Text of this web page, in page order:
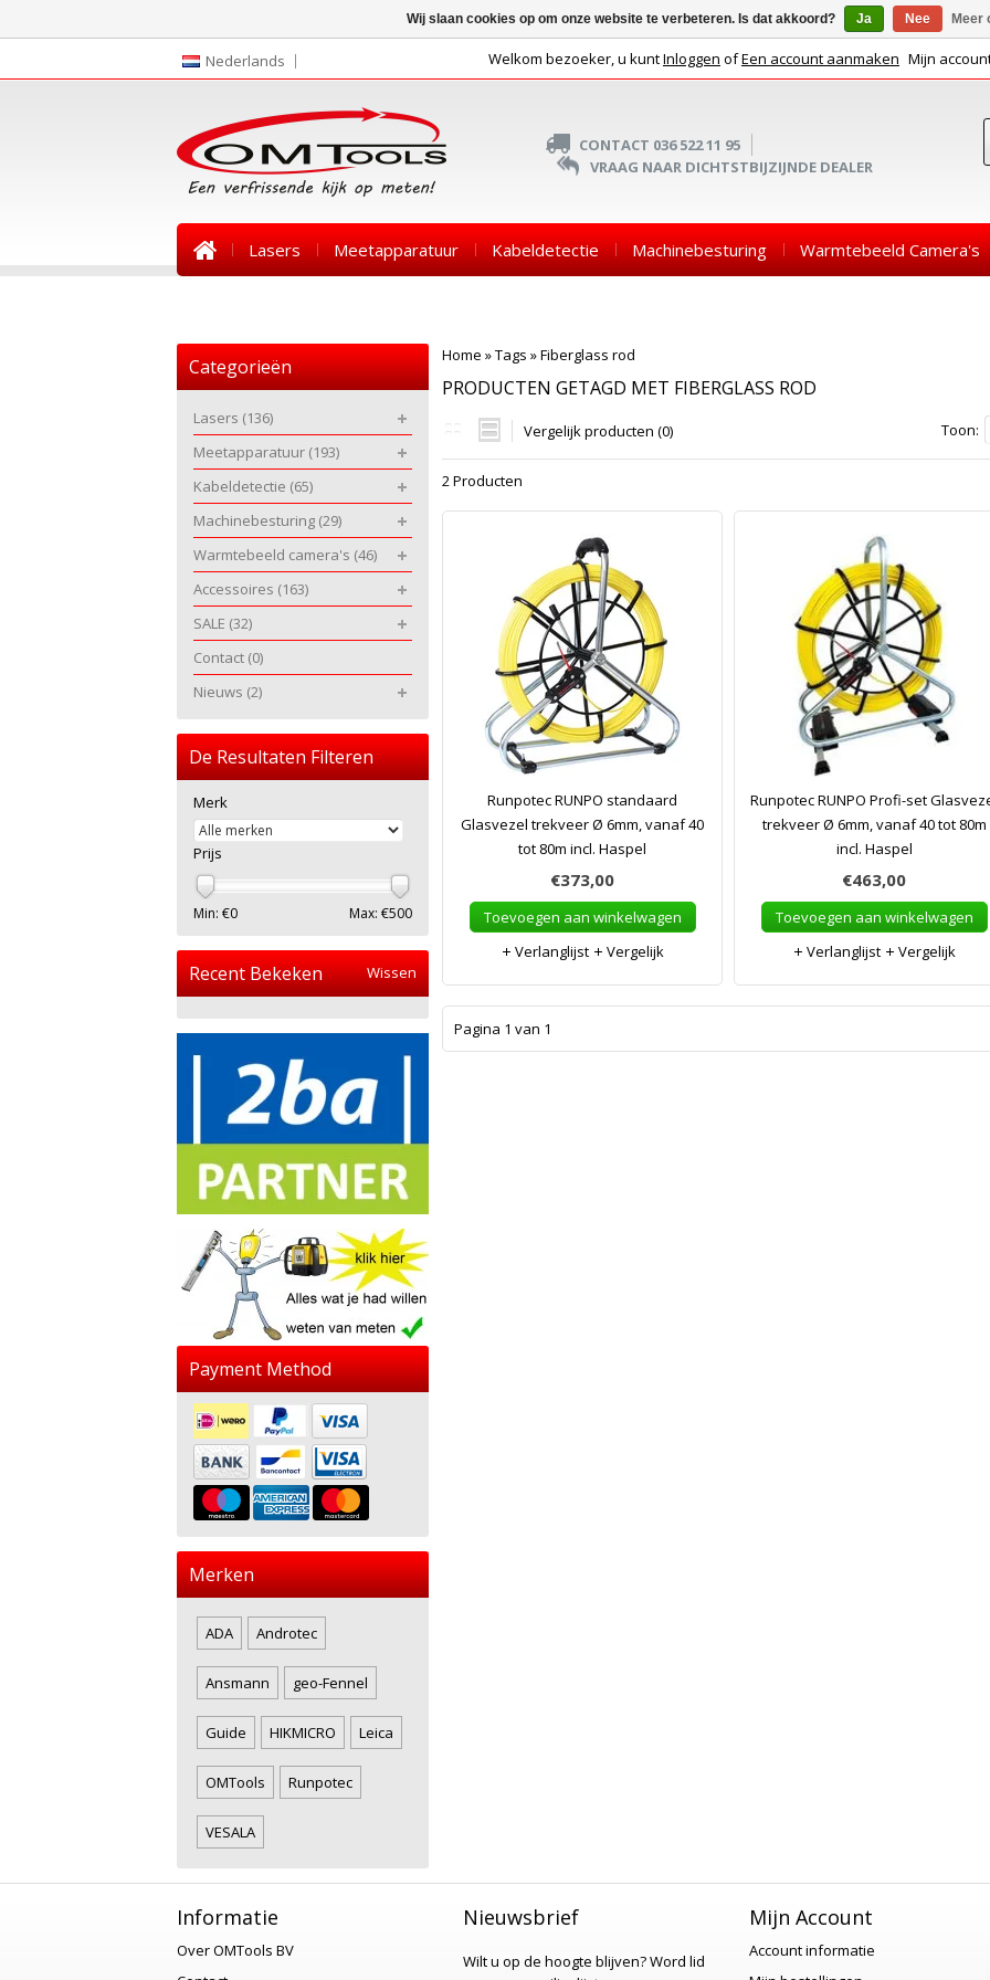
Nederlands Welkom bezoeker, u kuntInloggen ofEen account aanmaken Mijn
CONTACT 036 522 11 95
VRAAG NAAR DICHTSTBIJZIJNDE DEALER
Lasers Meetapparatuur Kabeldetectie Machinebesturing Warmtebeeld Camera's
Home »Tags »Fiberglass rod
PRODUCTEN GETAGD MET FIBERGLASS ROD
Vergelijk producten (0) Toon:
2 Producten
Runpotec RUNPO standaard
Glasvezel trekveer Ø 6mm, vanaf 40
tot 80m incl. Haspel
€373,00
Toevoegen aan winkelwagen
Verlanglijst
Vergelijk
Runpotec RUNPO Profi-set
trekveer Ø 6mm, vanaf 40 tot 80m
incl. Haspel
€463,00
Toevoegen aan winkelwagen
Verlanglijst
Vergelijk
Pagina 1 van 1
Categorieën
Lasers (136)
Meetapparatuur (193)
Kabeldetectie (65)
Machinebesturing (29)
Warmtebeeld camera's (46)
Accessoires (163)
SALE (32)
Contact (0)
Nieuws (2)
De Resultaten Filteren
Merk
Prijs
Min: €0 Max: €500
Recent Bekeken Wissen
Payment Method
Merken
ADA Androtec
Ansmann geo-Fennel
Guide HIKMICRO Leica
OMTools Runpotec
VESALA
Informatie
Over OMTools BV
Nieuwsbrief
Wilt u op de hoogte blijven?Word lid
Mijn Account
Account informatie
Wij slaan cookies op om onze website te verbeteren. Is dat akkoord? Ja Nee Meer